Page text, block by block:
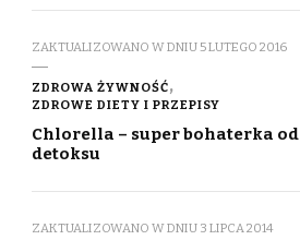
ZAKTUALIZOWANO W DNIU 5 LUTEGO 2016
ZDROWA ŻYWNOŚĆ
ZDROWE DIETY I PRZEPISY
Chlorella – super bohaterka od
detoksu
ZAKTUALIZOWANO W DNIU 3 LIPCA 2014